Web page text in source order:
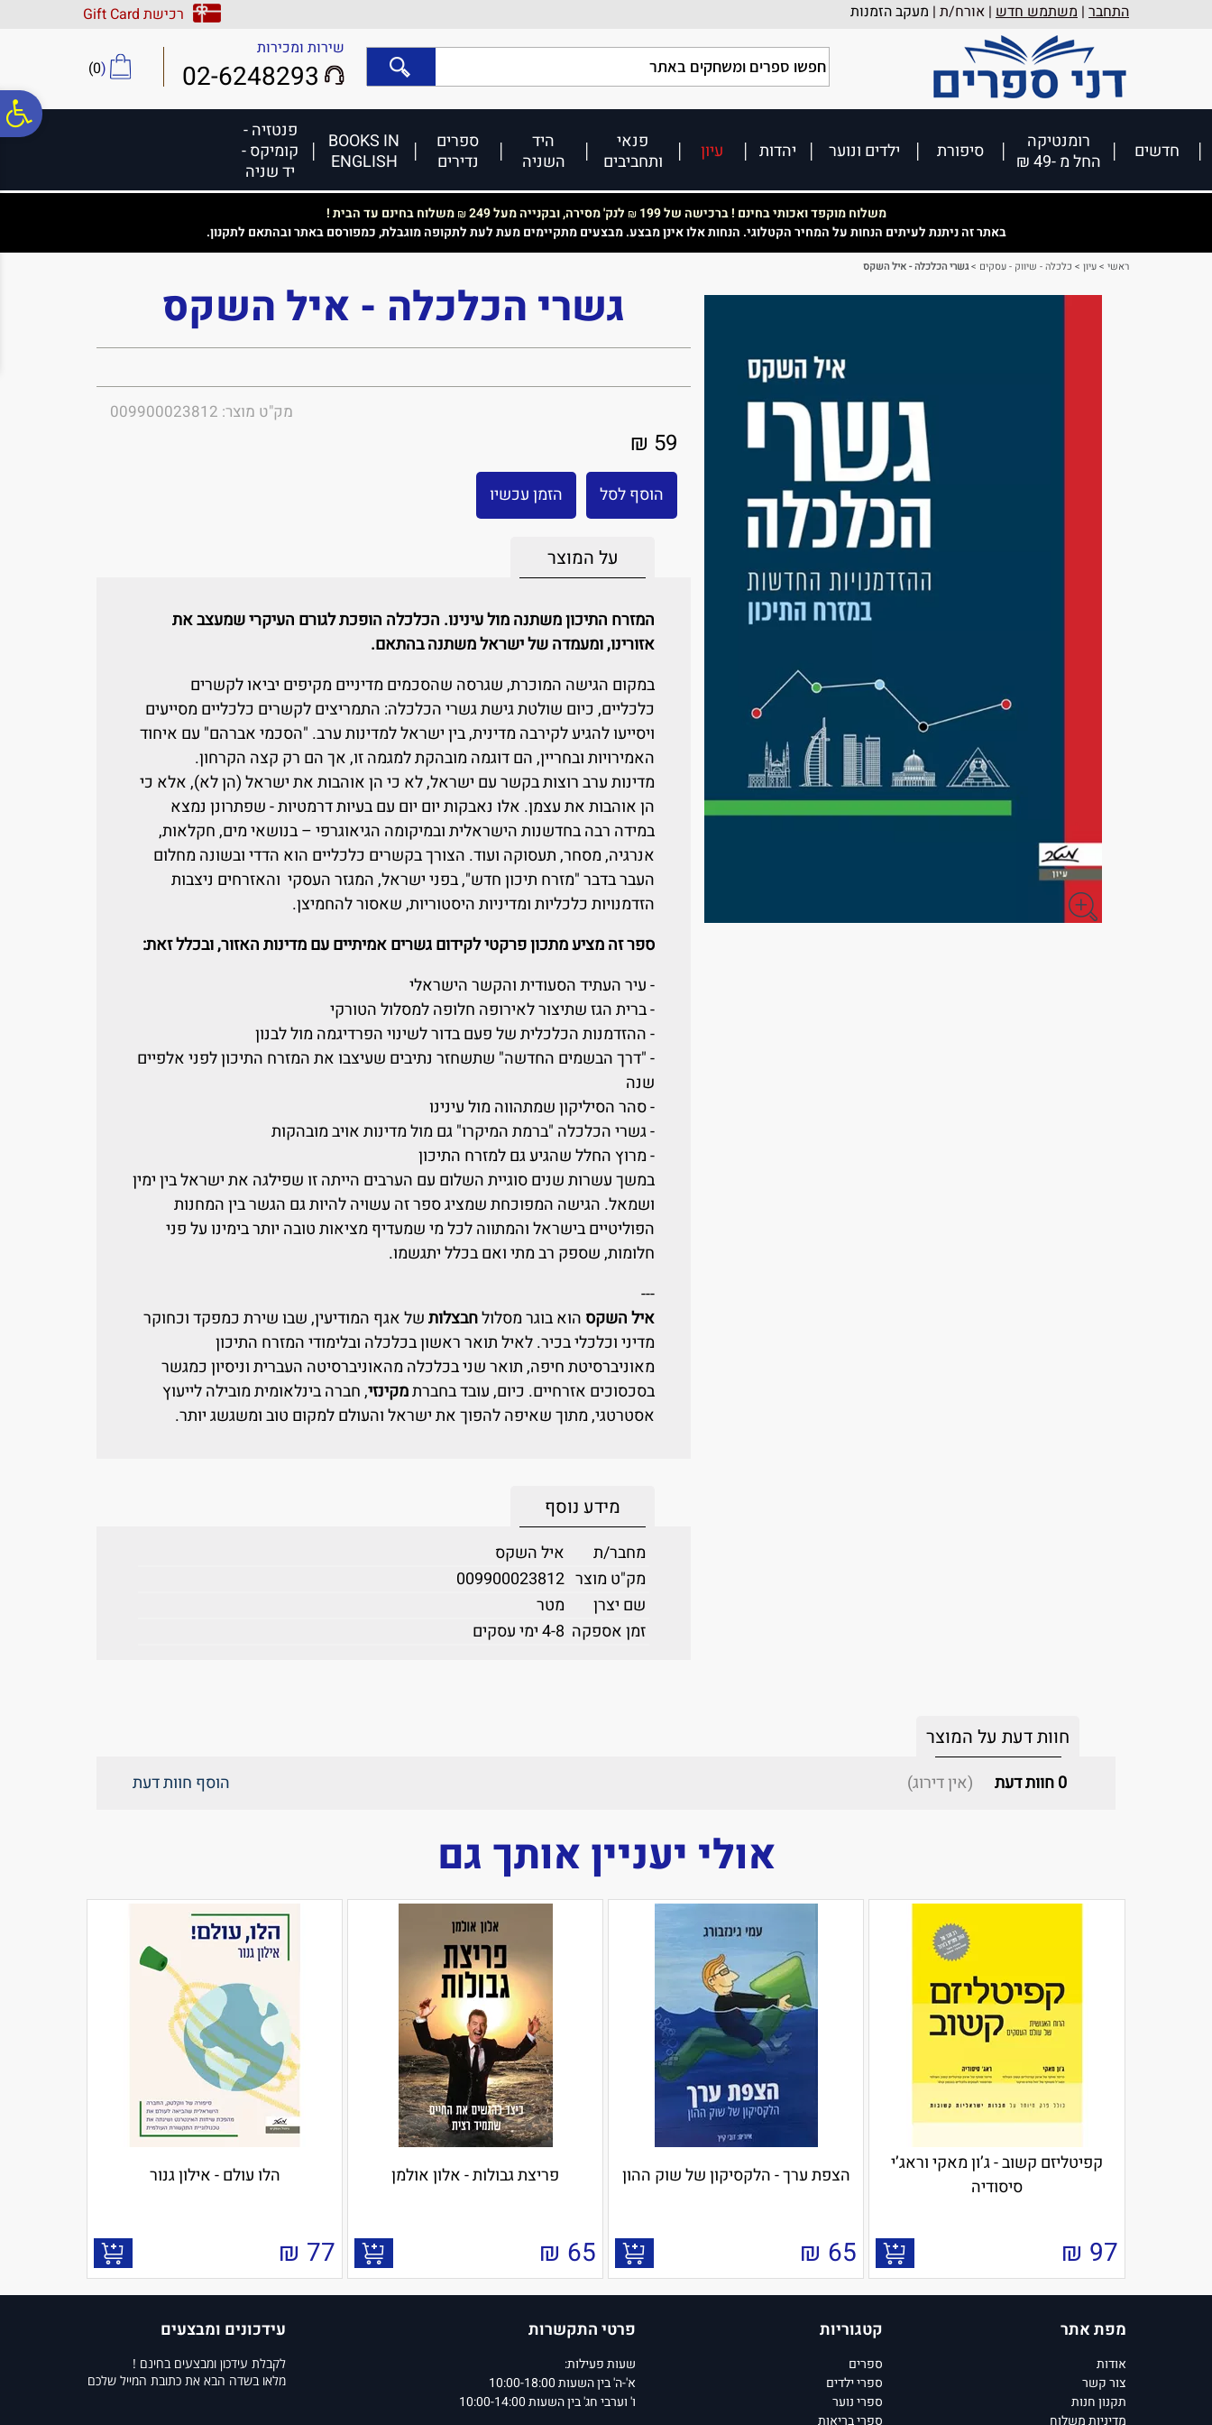
נגישות
אתר
המרכזי
התחבר | משתמש חדש | אורח/ת | מעקב הזמנות
רכישת Gift Card
שירות ומכירות
02-6248293
(
0
)
חדשים
רומנטיקה
החל מ -49 ₪
סיפורת ילדים ונוער יהדות עיון
פנאי
ותחביבים
היד
השניה
ספרים
נדירים
BOOKS IN
ENGLISH
פנטזיה -
קומיקס -
יד שניה
משלוח מוקפד ואכותי בחינם ! ברכישה של 199 ₪ לנק' מסירה, ובקנייה מעל 249 ₪משלוח בחינם עד הבית !
באתר זה ניתנת לעיתים הנחות על המחיר הקטלוגי. הנחות אלו אינן מבצע. מבצעים מתקיימים מעת לעת לתקופה מוגבלת, כמפורסם באתר ובהתאם לתקנון.
ראשי >עיון > כלכלה - שיווק - עסקים >גשרי הכלכלה - איל השקס
גשרי הכלכלה - איל השקס
מק"ט מוצר: 009900023812
59 ₪
הוסף לסל הזמן עכשיו
על המוצר
המזרח התיכון משתנה מול עינינו. הכלכלה הופכת לגורם העיקרי שמעצב את
אזורינו, ומעמדה של ישראל משתנה בהתאם.
במקום הגישה המוכרת, שגרסה שהסכמים מדיניים מקיפים יביאו לקשרים
כלכליים, כיום שולטת גישת גשרי הכלכלה: התמריצים לקשרים כלכליים מסייעים
ויסייעו להגיע לקירבה מדינית, בין ישראל למדינות ערב. "הסכמי אברהם" עם איחוד
האמירויות ובחריין, הם דוגמה מובהקת למגמה זו, אך הם רק קצה הקרחון.
מדינות ערב רוצות בקשר עם ישראל, לא כי הן אוהבות את ישראל (הן לא), אלא כי
הן אוהבות את עצמן. אלו נאבקות יום יום עם בעיות דרמטיות - שפתרונן נמצא
במידה רבה בחדשנות הישראלית ובמיקומה הגיאוגרפי – בנושאי מים, חקלאות,
אנרגיה, מסחר, תעסוקה ועוד. הצורך בקשרים כלכליים הוא הדדי ובשונה מחלום
העבר בדבר "מזרח תיכון חדש", בפני ישראל, המגזר העסקי והאזרחים ניצבות
הזדמנויות כלכליות ומדיניות היסטוריות, שאסור להחמיצן.
ספר זה מציע מתכון פרקטי לקידום גשרים אמיתיים עם מדינות האזור, ובכלל זאת:
- עיר העתיד הסעודית והקשר הישראלי
- ברית הגז שתיצור לאירופה חלופה למסלול הטורקי
- ההזדמנות הכלכלית של פעם בדור לשינוי הפרדיגמה מול לבנון
- "דרך הבשמים החדשה" שתשחזר נתיבים שעיצבו את המזרח התיכון לפני אלפיים
שנה
- סהר הסיליקון שמתהווה מול עינינו
- גשרי הכלכלה "ברמת המיקרו" גם מול מדינות אויב מובהקות
- מרוץ החלל שהגיע גם למזרח התיכון
במשך עשרות שנים סוגיית השלום עם הערבים הייתה זו שפילגה את ישראל בין ימין
ושמאל. הגישה המפוכחת שמציג ספר זה עשויה להיות גם הגשר בין המחנות
הפוליטיים בישראל והמתווה לכל מי שמעדיף מציאות טובה יותר בימינו על פני
חלומות, שספק רב מתי ואם בכלל יתגשמו.
---
איל השקס הוא בוגר מסלולחבצלותשל אגף המודיעין, שבו שירת כמפקד וכחוקר
מדיני וכלכלי בכיר. לאיל תואר ראשון בכלכלה ובלימודי המזרח התיכון
מאוניברסיטת חיפה, תואר שני בכלכלה מהאוניברסיטה העברית וניסיון כמגשר
בסכסוכים אזרחיים. כיום, עובד בחברתמקינזי, חברה בינלאומית מובילה לייעוץ
אסטרטגי, מתוך שאיפה להפוך את ישראל והעולם למקום טוב ומשגשג יותר.
מידע נוסף
מחבר/ת
איל השקס
מק"ט מוצר 009900023812
שם יצרן
מטר
זמן אספקה 4-8 ימי עסקים
חוות דעת על המוצר
0חוות דעת (אין דירוג) הוסף חוות דעת
אולי יעניין אותך גם
קפיטליזם קשוב - ג’ון מאקי וראג’י
סיסודיה
97
₪
הצפת ערך - הלקסיקון של שוק ההון
65
₪
פריצת גבולות - אלון אולמן
65
₪
הלו עולם - אילון גנור
77
₪
מפת אתר
אודות
צור קשר
תקנון חנות
מדיניות משלוח
קטגוריות
ספרים
ספרי ילדים
ספרי נוער
ספרי בריאות
פרטי התקשרות
שעות פעילות:
א'-ה' בין השעות 10:00-18:00
ו' וערבי חג' בין השעות 10:00-14:00
עידכונים ומבצעים
לקבלת עידכון ומבצעים בחינם !
מלאו בשדה הבא את כתובת המייל שלכם